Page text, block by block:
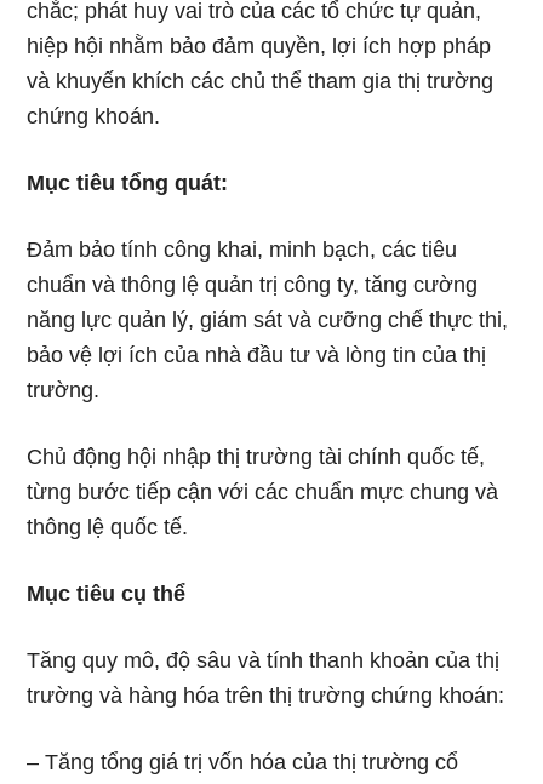
chắc; phát huy vai trò của các tổ chức tự quản,
hiệp hội nhằm bảo đảm quyền, lợi ích hợp pháp
và khuyến khích các chủ thể tham gia thị trường
chứng khoán.
Mục tiêu tổng quát:
Đảm bảo tính công khai, minh bạch, các tiêu
chuẩn và thông lệ quản trị công ty, tăng cường
năng lực quản lý, giám sát và cưỡng chế thực thi,
bảo vệ lợi ích của nhà đầu tư và lòng tin của thị
trường.
Chủ động hội nhập thị trường tài chính quốc tế,
từng bước tiếp cận với các chuẩn mực chung và
thông lệ quốc tế.
Mục tiêu cụ thể
Tăng quy mô, độ sâu và tính thanh khoản của thị
trường và hàng hóa trên thị trường chứng khoán:
– Tăng tổng giá trị vốn hóa của thị trường cổ